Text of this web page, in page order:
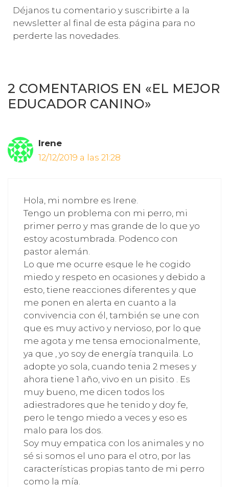
Déjanos tu comentario y suscribirte a la
newsletter al final de esta página para no
perderte las novedades.
2 COMENTARIOS EN «EL MEJOR
EDUCADOR CANINO»
Irene
12/12/2019 a las 21:28
Hola, mi nombre es Irene.
Tengo un problema con mi perro, mi
primer perro y mas grande de lo que yo
estoy acostumbrada. Podenco con
pastor alemán.
Lo que me ocurre esque le he cogido
miedo y respeto en ocasiones y debido a
esto, tiene reacciones diferentes y que
me ponen en alerta en cuanto a la
convivencia con él, también se une con
que es muy activo y nervioso, por lo que
me agota y me tensa emocionalmente,
ya que , yo soy de energía tranquila. Lo
adopte yo sola, cuando tenia 2 meses y
ahora tiene 1 año, vivo en un pisito . Es
muy bueno, me dicen todos los
adiestradores que he tenido y doy fe,
pero le tengo miedo a veces y eso es
malo para los dos.
Soy muy empatica con los animales y no
sé si somos el uno para el otro, por las
características propias tanto de mi perro
como la mía.